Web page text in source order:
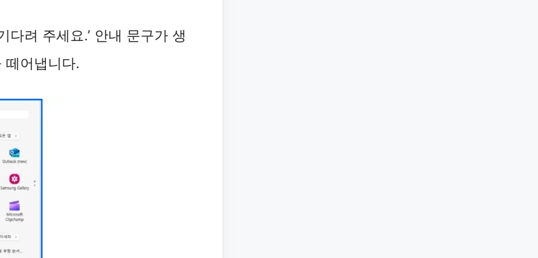
다려 주세요.’ 안내 문구가 생
어냅니다.